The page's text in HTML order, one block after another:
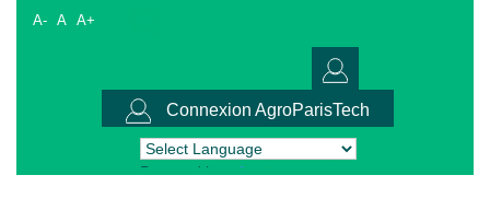
A- A A+
Connexion AgroParisTech
Powered by Translate